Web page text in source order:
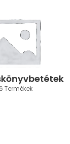
6 Termékek